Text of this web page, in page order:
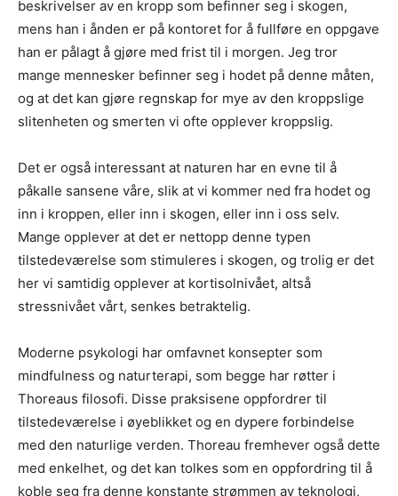
beskrivelser av en kropp som befinner seg i skogen,
mens han i ånden er på kontoret for å fullføre en oppgave
han er pålagt å gjøre med frist til i morgen. Jeg tror
mange mennesker befinner seg i hodet på denne måten,
og at det kan gjøre regnskap for mye av den kroppslige
slitenheten og smerten vi ofte opplever kroppslig.
Det er også interessant at naturen har en evne til å
påkalle sansene våre, slik at vi kommer ned fra hodet og
inn i kroppen, eller inn i skogen, eller inn i oss selv.
Mange opplever at det er nettopp denne typen
tilstedeværelse som stimuleres i skogen, og trolig er det
her vi samtidig opplever at kortisolnivået, altså
stressnivået vårt, senkes betraktelig.
Moderne psykologi har omfavnet konsepter som
mindfulness og naturterapi, som begge har røtter i
Thoreaus filosofi. Disse praksisene oppfordrer til
tilstedeværelse i øyeblikket og en dypere forbindelse
med den naturlige verden. Thoreau fremhever også dette
med enkelhet, og det kan tolkes som en oppfordring til å
koble seg fra denne konstante strømmen av teknologi,